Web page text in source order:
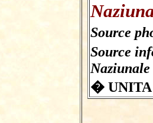
Source
Source
Naziunale
�